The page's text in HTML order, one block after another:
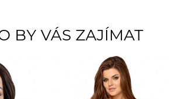
BY VÁS ZAJÍMAT